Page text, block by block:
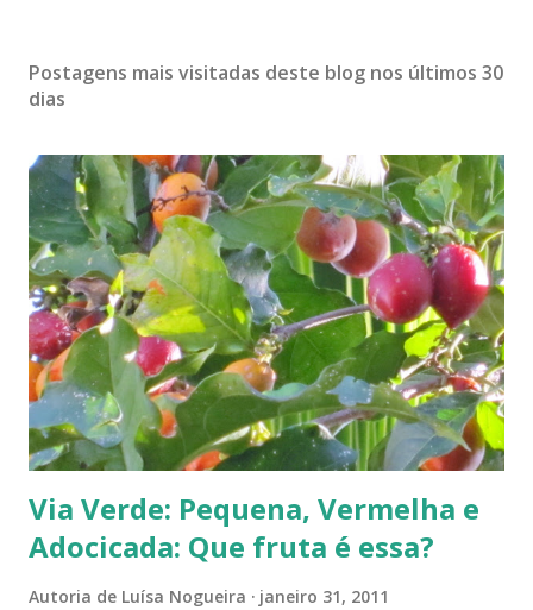
Postagens mais visitadas deste blog nos últimos 30
dias
Via Verde: Pequena, Vermelha e
Adocicada: Que fruta é essa?
Autoria de Luísa Nogueira janeiro 31, 2011